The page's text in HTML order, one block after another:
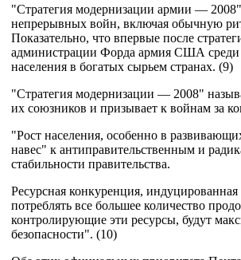
"Стратегия модернизации армии —
непрерывных войн, включая обычную
Показательно, что впервые после
администрации Форда армия США среди
населения в богатых сырьем странах. (9)
"Стратегия модернизации — 2008"
их союзников и призывает к войнам за
"Рост населения, особенно в
навес" к антиправительственным и
стабильности правительства.
Ресурсная конкуренция,
потреблять все большее количество
контролирующие эти ресурсы, будут
безопасности". (10)